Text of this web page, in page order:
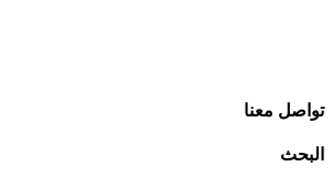
تواصل معنا
البحث